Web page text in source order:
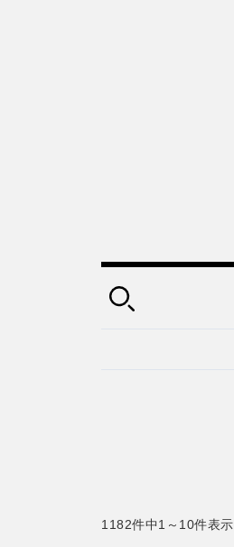
1182件中1～10件表示